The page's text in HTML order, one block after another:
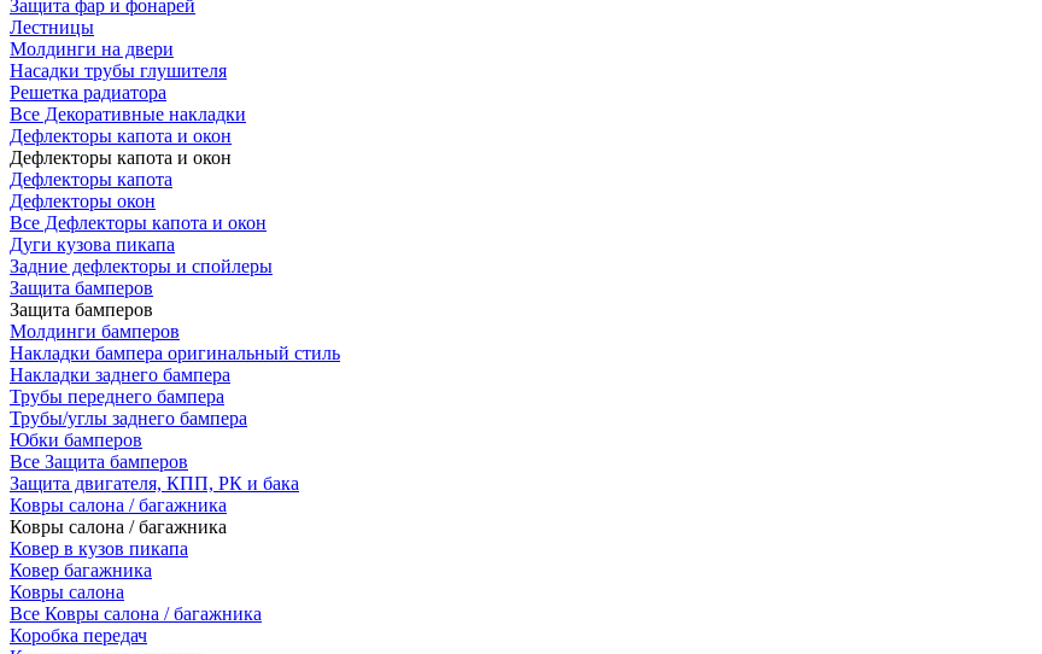
Защита фар и фонарей
Лестницы
Молдинги на двери
Насадки трубы глушителя
Решетка радиатора
Все Декоративные накладки
Дефлекторы капота и окон
Дефлекторы капота и окон
Дефлекторы капота
Дефлекторы окон
Все Дефлекторы капота и окон
Дуги кузова пикапа
Задние дефлекторы и спойлеры
Защита бамперов
Защита бамперов
Молдинги бамперов
Накладки бампера оригинальный стиль
Накладки заднего бампера
Трубы переднего бампера
Трубы/углы заднего бампера
Юбки бамперов
Все Защита бамперов
Защита двигателя, КПП, РК и бака
Ковры салона / багажника
Ковры салона / багажника
Ковер в кузов пикапа
Ковер багажника
Ковры салона
Все Ковры салона / багажника
Коробка передач